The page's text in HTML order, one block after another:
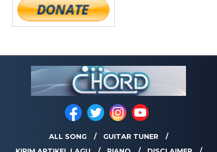
ALL SONG
GUITAR TUNER